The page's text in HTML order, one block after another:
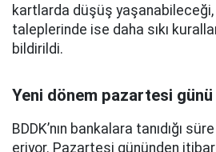
kartlarda düşüş yaşanabileceği,
taleplerinde ise daha sıkı
bildirildi.
Yeni dönem pazartesi günü
BDDK’nın bankalara tanıdığı
eriyor. Pazartesi gününden